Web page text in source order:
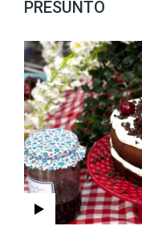
PRESUNTO